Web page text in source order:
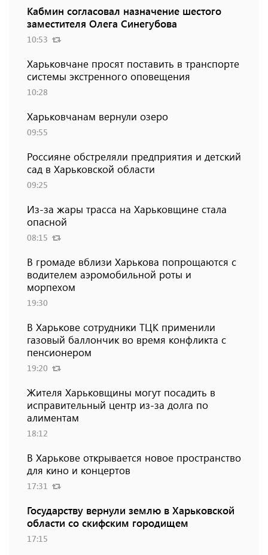
Кабмин согласовал назначение шестого
заместителя Олега Синегубова
10:53
Харьковчане просят поставить в транспорте
системы экстренного оповещения
10:28
Харьковчанам вернули озеро
09:55
Россияне обстреляли предприятия и детский
сад в Харьковской области
09:25
Из-за жары трасса на Харьковщине стала
опасной
08:15
В громаде вблизи Харькова попрощаются с
водителем аэромобильной роты и
морпехом
19:30
В Харькове сотрудники ТЦК применили
газовый баллончик во время конфликта с
пенсионером
19:20
Жителя Харьковщины могут посадить в
исправительный центр из-за долга по
алиментам
18:12
В Харькове открывается новое пространство
для кино и концертов
17:31
Государству вернули землю в Харьковской
области со скифским городищем
17:15